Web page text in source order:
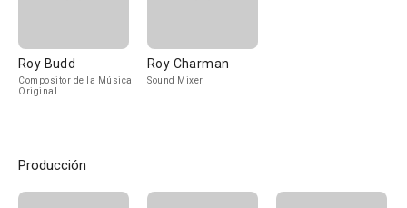
Roy Budd
Compositor de la Música
Original
Roy Charman
Sound Mixer
Producción